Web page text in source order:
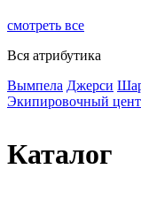
смотреть все
Вся атрибутика
Вымпела Джерси
Экипировочный
Каталог